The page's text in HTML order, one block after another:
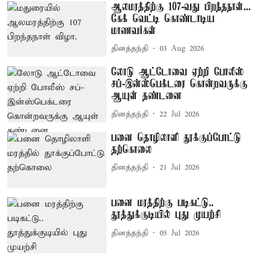
ஆலமரத்திற்கு 107-வது பிறந்தநாள்...
கேக் வெட்டி கொண்டாடிய
மாணவர்கள்
தினத்தந்தி 03 Aug 2026
லோடு ஆட்டோவை ஏற்றி போலீஸ்
சப்-இன்ஸ்பெக்டரை கொன்றவருக்கு
ஆயுள் தண்டனை
தினத்தந்தி 22 Jul 2026
பனை தொழிலாளி தூக்குப்போட்டு
தற்கொலை
தினத்தந்தி 21 Jul 2026
பனை மரத்திற்கு படிகட்டு..
தூத்துக்குடியில் புது முயற்சி
தினத்தந்தி 05 Jul 2026